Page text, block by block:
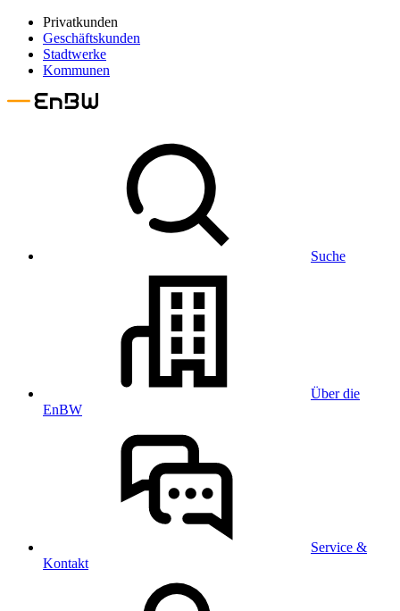
Privatkunden
Geschäftskunden
Stadtwerke
Kommunen
Suche
Über die
EnBW
Service &
Kontakt